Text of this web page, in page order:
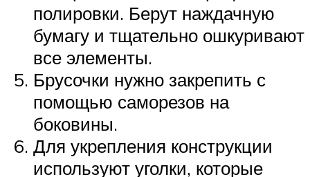
полировки. Берут наждачную
бумагу и тщательно ошкуривают
все элементы.
Брусочки нужно закрепить с
помощью саморезов на
боковины.
Для укрепления конструкции
используют уголки, которые